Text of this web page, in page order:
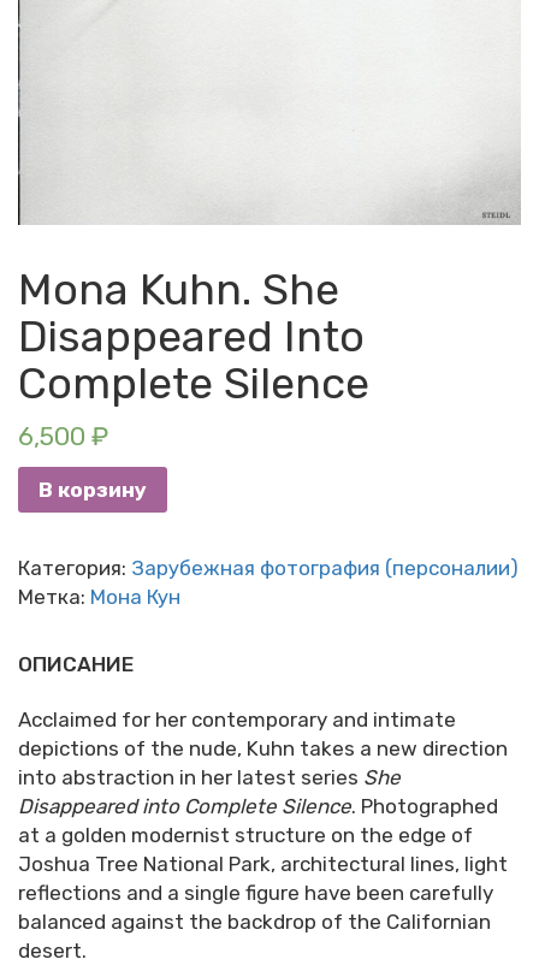
Mona Kuhn. She
Disappeared Into
Complete Silence
6,500 ₽
В корзину
Категория: Зарубежная фотография (персоналии)
Метка: Мона Кун
ОПИСАНИЕ
Acclaimed for her contemporary and intimate
depictions of the nude, Kuhn takes a new direction
into abstraction in her latest series She
Disappeared into Complete Silence. Photographed
at a golden modernist structure on the edge of
Joshua Tree National Park, architectural lines, light
reflections and a single figure have been carefully
balanced against the backdrop of the Californian
desert.